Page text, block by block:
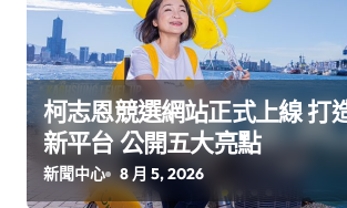
柯志恩競選網站正式上線 打
新平台 公開五大亮點
新聞中心 8 月 5, 2026